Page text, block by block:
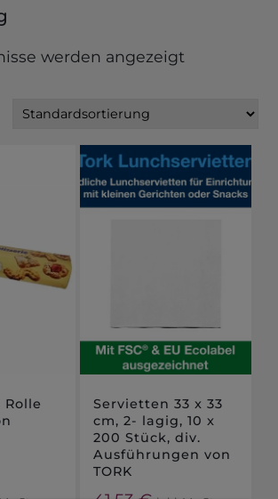
werden angezeigt
Servietten 33 x 33
cm, 2- lagig, 10 x
200 Stück, div.
Ausführungen von
TORK